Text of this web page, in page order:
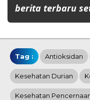
berita terbaru
Tag : Antioksidan
Kesehatan Durian
Kesehatan